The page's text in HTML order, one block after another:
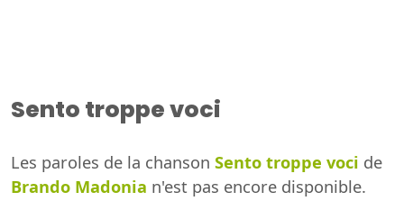
Sento troppe voci
Les paroles de la chanson Sento troppe voci de
Brando Madonia n'est pas encore disponible.